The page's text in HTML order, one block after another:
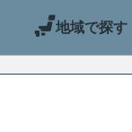
地域で探す